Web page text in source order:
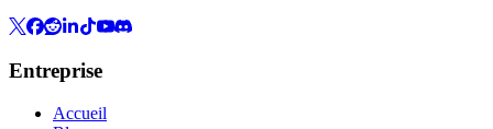
Entreprise
Accueil